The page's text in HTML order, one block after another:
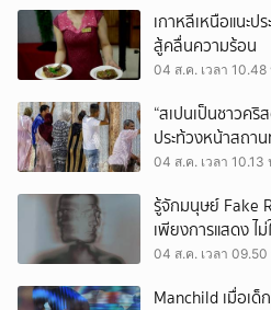
เกาหลีเหนือแนะป
สู้คลื่นความร้อน
04 ส.ค. เวลา 10.48
“สเปนเป็นชาวคริ
ประท้วงหน้าสถา
เมืองเซวตาออกนอ
04 ส.ค. เวลา 10.13
รู้จักมนุษย์ Fake
เพียงการแสดง ไ
04 ส.ค. เวลา 09.50
Manchild เมื่อเ